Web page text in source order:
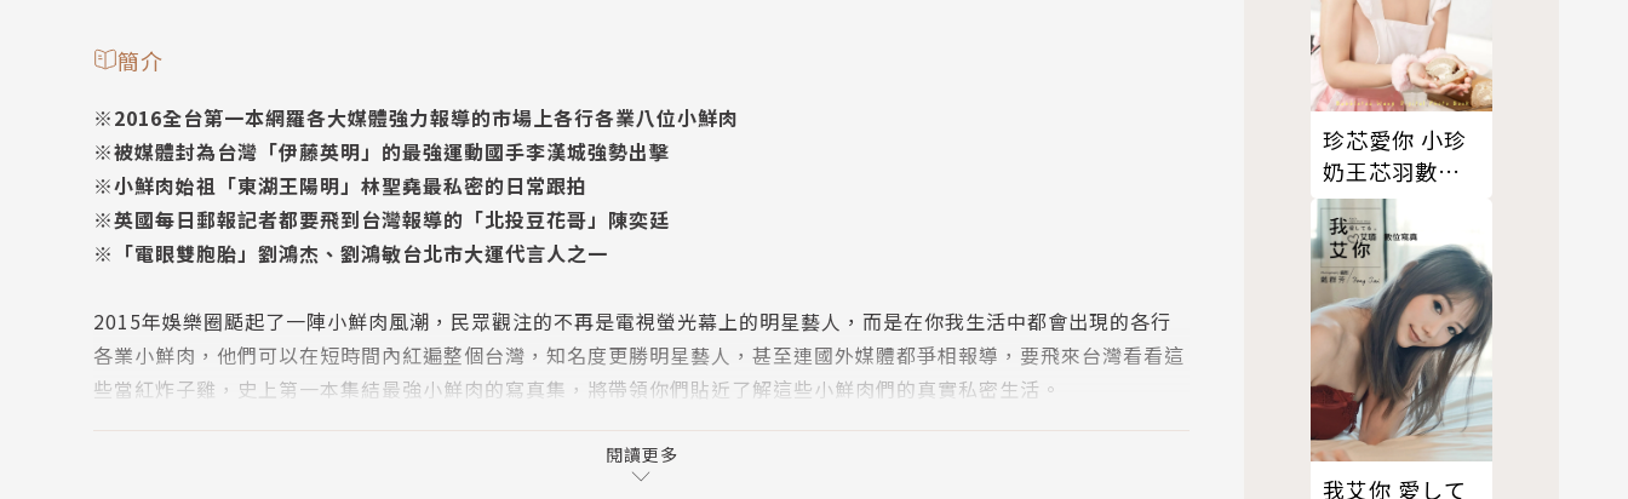
簡介
※2016全台第一本網羅各大媒體強力報導的市場上各行各業八位小鮮肉
※被媒體封為台灣「伊藤英明」的最強運動國手李漢城強勢出擊
※小鮮肉始祖「東湖王陽明」林聖堯最私密的日常跟拍
※英國每日郵報記者都要飛到台灣報導的「北投豆花哥」陳奕廷
※「電眼雙胞胎」劉鴻杰、劉鴻敏台北市大運代言人之一
2015年娛樂圈颳起了一陣小鮮肉風潮，民眾觀注的不再是電視螢光幕上的明星藝人，而是在你我生活中都會出現的各行
各業小鮮肉，他們可以在短時間內紅遍整個台灣，知名度更勝明星藝人，甚至連國外媒體都爭相報導，要飛來台灣看看這
些當紅炸子雞，史上第一本集結最強小鮮肉的寫真集，將帶領你們貼近了解這些小鮮肉們的真實私密生活。
閱讀更多
珍芯愛你 小珍
奶王芯羽數位
寫真（含影
音）
我艾你 愛して